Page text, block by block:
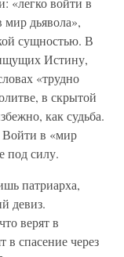
дьявола»,
сущностью. В
Истину,
«трудно
в скрытой
как судьба.
Войти в «мир
под силу.
патриарха,
девиз.
верят в
в спасение через